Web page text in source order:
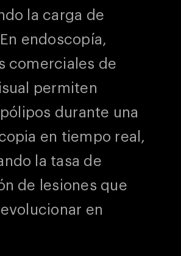
la carga de
endoscopía,
comerciales de
permiten
durante una
en tiempo real,
la tasa de
de lesiones que
en